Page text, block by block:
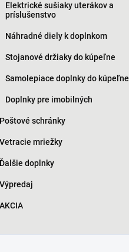
Elektrické sušiaky uterákov a
príslušenstvo
Náhradné diely k doplnkom
Stojanové držiaky do kúpeľne
Samolepiace doplnky do kúpeľne
Doplnky pre imobilných
Poštové schránky
Vetracie mriežky
Ďalšie doplnky
Výpredaj
AKCIA